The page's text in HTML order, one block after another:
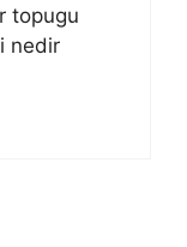
topugu
nedir